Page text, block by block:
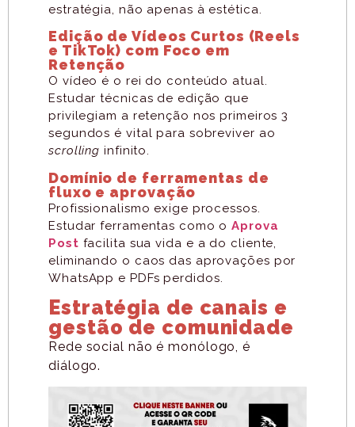
estratégia, não apenas à estética.
Edição de Vídeos Curtos (Reels
e TikTok) com Foco em
Retenção
O vídeo é o rei do conteúdo atual.
Estudar técnicas de edição que
privilegiam a retenção nos primeiros 3
segundos é vital para sobreviver ao
scrolling infinito.
Domínio de ferramentas de
fluxo e aprovação
Profissionalismo exige processos.
Estudar ferramentas como oAprova
Post facilita sua vida e a do cliente,
eliminando o caos das aprovações por
WhatsApp e PDFs perdidos.
Estratégia de canais e
gestão de comunidade
Rede social não é monólogo, é
diálogo.